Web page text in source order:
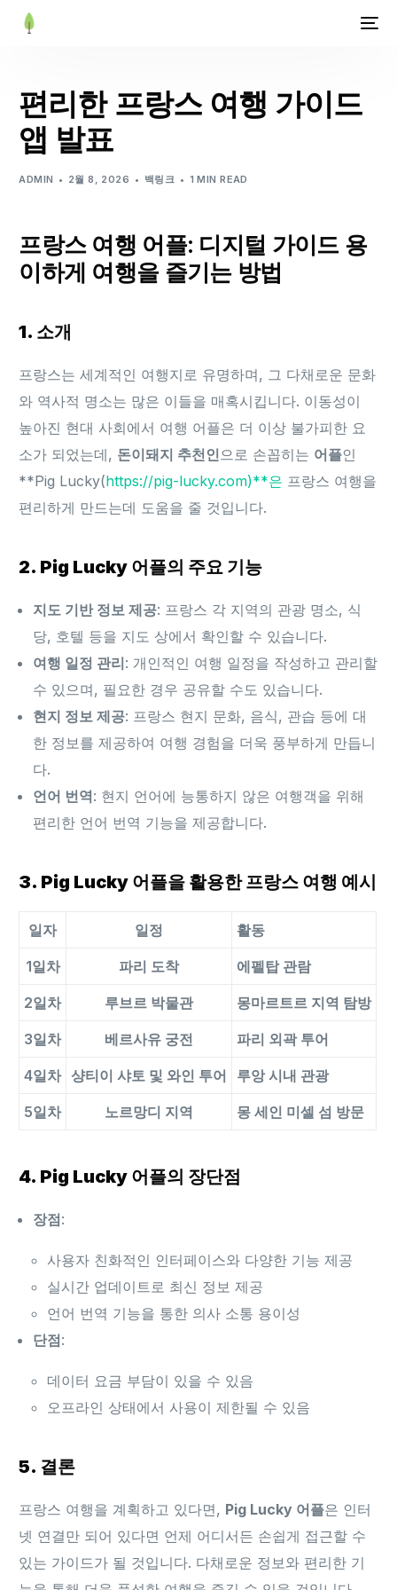
편리한 프랑스 여행 가이드
앱 발표
ADMIN 2월 8, 2026 백링크 1 MIN READ
프랑스 여행 어플: 디지털 가이드 용
이하게 여행을 즐기는 방법
1. 소개
프랑스는 세계적인 여행지로 유명하며, 그 다채로운 문화
와 역사적 명소는 많은 이들을 매혹시킵니다. 이동성이
높아진 현대 사회에서 여행 어플은 더 이상 불가피한 요
소가 되었는데, 돈이돼지 추천인으로 손꼽히는 어플인
**Pig Lucky(https://pig-lucky.com)**은 프랑스 여행을
편리하게 만드는데 도움을 줄 것입니다.
2. Pig Lucky 어플의 주요 기능
지도 기반 정보 제공: 프랑스 각 지역의 관광 명소, 식
당, 호텔 등을 지도 상에서 확인할 수 있습니다.
여행 일정 관리: 개인적인 여행 일정을 작성하고 관리할
수 있으며, 필요한 경우 공유할 수도 있습니다.
현지 정보 제공: 프랑스 현지 문화, 음식, 관습 등에 대
한 정보를 제공하여 여행 경험을 더욱 풍부하게 만듭니
다.
언어 번역: 현지 언어에 능통하지 않은 여행객을 위해
편리한 언어 번역 기능을 제공합니다.
3. Pig Lucky 어플을 활용한 프랑스 여행 예시
일자 일정 활동
1일차 파리 도착 에펠탑 관람
2일차 루브르 박물관 몽마르트르 지역 탐방
3일차 베르사유 궁전 파리 외곽 투어
4일차 샹티이 샤토 및 와인 투어 루앙 시내 관광
5일차 노르망디 지역 몽 세인 미셀 섬 방문
4. Pig Lucky 어플의 장단점
장점:
사용자 친화적인 인터페이스와 다양한 기능 제공
실시간 업데이트로 최신 정보 제공
언어 번역 기능을 통한 의사 소통 용이성
단점:
데이터 요금 부담이 있을 수 있음
오프라인 상태에서 사용이 제한될 수 있음
5. 결론
프랑스 여행을 계획하고 있다면, Pig Lucky 어플은 인터
넷 연결만 되어 있다면 언제 어디서든 손쉽게 접근할 수
있는 가이드가 될 것입니다. 다채로운 정보와 편리한 기